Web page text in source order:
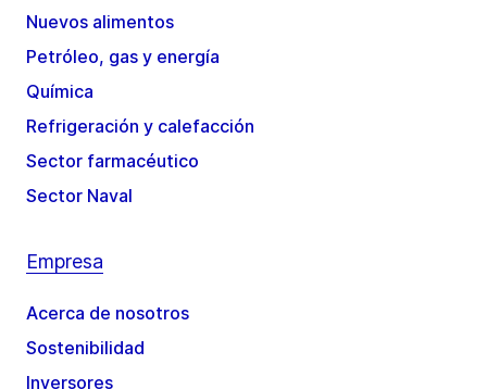
Nuevos alimentos
Petróleo, gas y energía
Química
Refrigeración y calefacción
Sector farmacéutico
Sector Naval
Empresa
Acerca de nosotros
Sostenibilidad
Inversores